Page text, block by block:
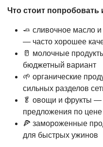
Что стоит попробовать
🧈 сливочное масло
— часто хорошее
🥛 молочные
бюджетный вариант
🌱 органические
сильных разделов
🥬 овощи и фрукты —
предложения по цене
🍕 замороженные
для быстрых ужинов